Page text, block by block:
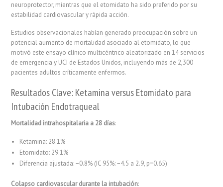
neuroprotector, mientras que el etomidato ha sido preferido por su
estabilidad cardiovascular y rápida acción.
Estudios observacionales habían generado preocupación sobre un
potencial aumento de mortalidad asociado al etomidato, lo que
motivó este ensayo clínico multicéntrico aleatorizado en 14 servicios
de emergencia y UCI de Estados Unidos, incluyendo más de 2,300
pacientes adultos críticamente enfermos.
Resultados Clave: Ketamina versus Etomidato para
Intubación Endotraqueal
Mortalidad intrahospitalaria a 28 días:
Ketamina: 28.1%
Etomidato: 29.1%
Diferencia ajustada: −0.8% (IC 95%: −4.5 a 2.9, p=0.65)
Colapso cardiovascular durante la intubación: